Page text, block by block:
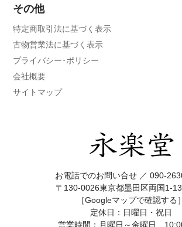
その他
特定商取引法に基づく表示
古物営業法に基づく表示
プライバシー･ポリシー
会社概要
サイトマップ
お電話でのお問い合せ ／ 090-
〒130-0026東京都墨田区両国1-
［Googleマップで確認する］
定休日：日曜日・祝日
営業時間：月曜日～金曜日